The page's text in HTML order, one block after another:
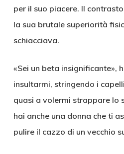
per il suo piacere. Il
la sua brutale superiorità
schiacciava.
«Sei un beta insignificante»,
insultarmi, stringendo i
quasi a volermi strappare lo
hai anche una donna che ti
pulire il cazzo di un vecchio